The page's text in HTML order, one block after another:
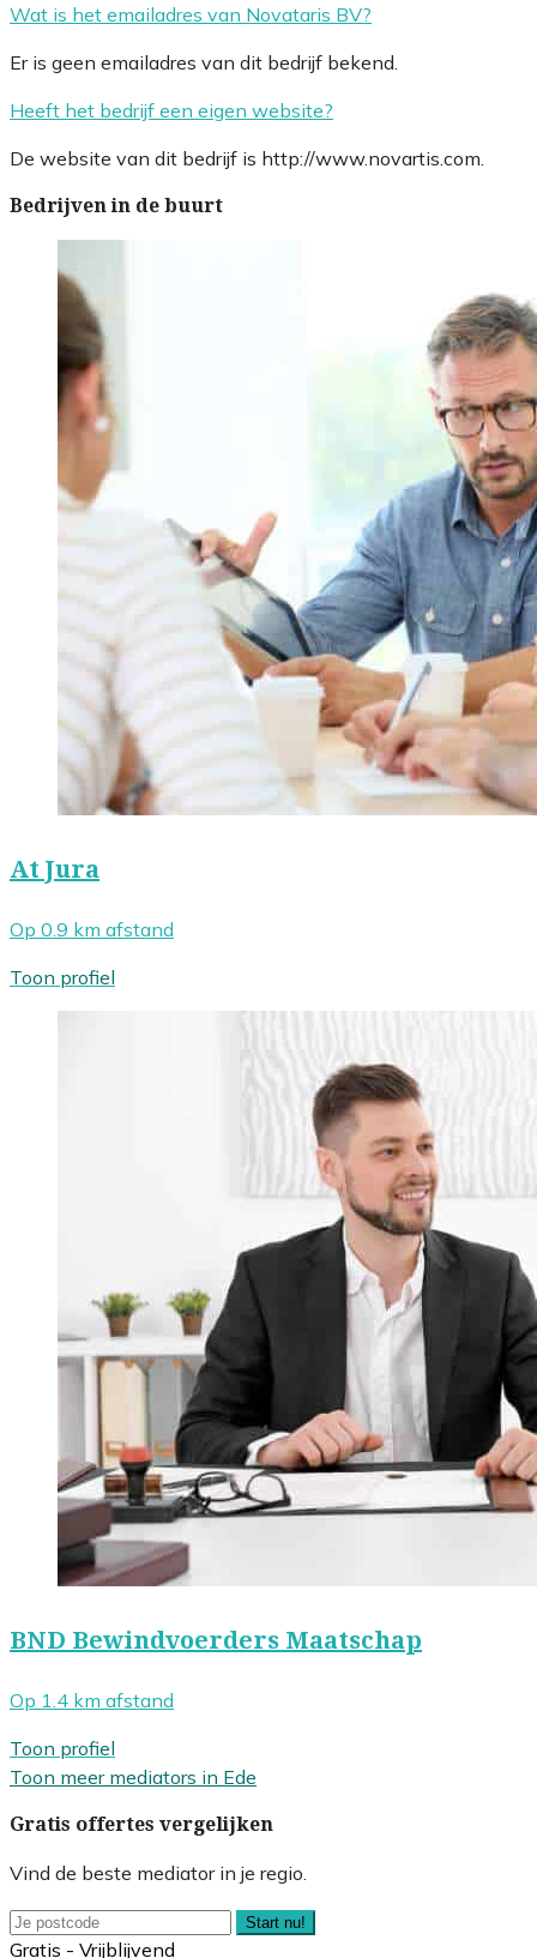
Wat is het emailadres van Novataris BV?
Er is geen emailadres van dit bedrijf bekend.
Heeft het bedrijf een eigen website?
De website van dit bedrijf is http://www.novartis.com.
Bedrijven in de buurt
At Jura
Op 0.9 km afstand
Toon profiel
BND Bewindvoerders Maatschap
Op 1.4 km afstand
Toon profiel
Toon meer mediators in Ede
Gratis offertes vergelijken
Vind de beste mediator in je regio.
Start nu!
Gratis - Vrijblijvend